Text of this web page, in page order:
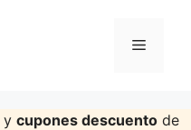
Menu
ycupones descuento de